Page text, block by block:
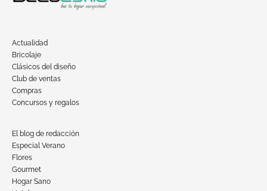
Actualidad
Bricolaje
Clásicos del diseño
Club de ventas
Compras
Concursos y regalos
El blog de redacción
Especial Verano
Flores
Gourmet
Hogar Sano